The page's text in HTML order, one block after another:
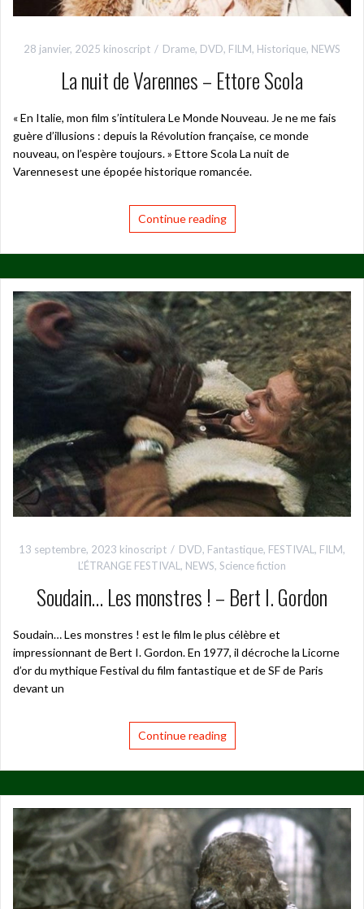
28 janvier, 2025 kinoscript Drame, DVD, FILM, Historique, NEWS
La nuit de Varennes – Ettore Scola
« En Italie, mon film s’intitulera Le Monde Nouveau. Je ne me fais
guère d’illusions : depuis la Révolution française, ce monde
nouveau, on l’espère toujours. » Ettore Scola La nuit de
Varennesest une épopée historique romancée.
Continue reading
13 septembre, 2023 kinoscript DVD, Fantastique, FESTIVAL , FILM,
L’ÉTRANGE FESTIVAL , NEWS, Science fiction
Soudain… Les monstres ! – Bert I. Gordon
Soudain… Les monstres ! est le film le plus célèbre et
impressionnant de Bert I. Gordon. En 1977, il décroche la Licorne
d’or du mythique Festival du film fantastique et de SF de Paris
devant un
Continue reading